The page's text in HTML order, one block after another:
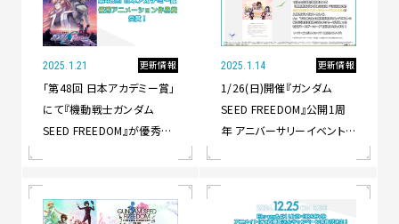
2025.1.21 更新情報
「第48回 日本アカデミー賞」
にて『機動戦士ガンダム
SEED FREEDOM』が優秀ア
2025.1.14 更新情報
1/26(日)開催『ガンダム
SEED FREEDOM』公開1周
年 アニバーサリーイベント
ート！